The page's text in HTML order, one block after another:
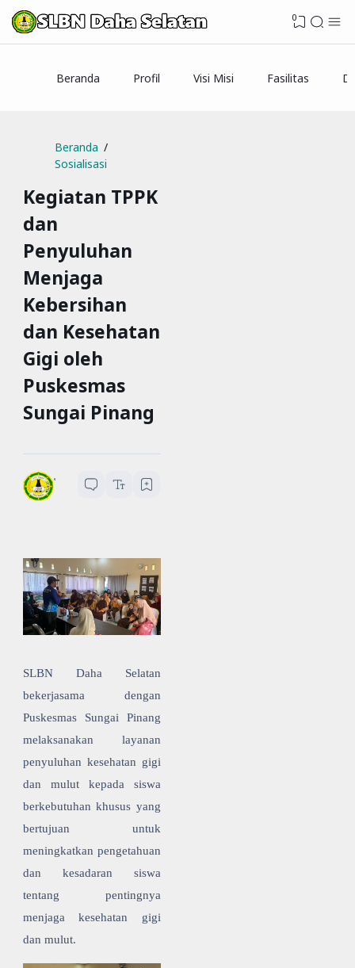
0
Beranda Profil Visi Misi Fasilitas
Beranda
Sosialisasi
Kegiatan TPPK
dan
Penyuluhan
Menjaga
Kebersihan
dan Kesehatan
Gigi oleh
Puskesmas
Sungai Pinang
SLBN Daha Selatan
menit baca
SLBN Daha Selatan
bekerjasama dengan
Puskesmas Sungai Pinang
melaksanakan layanan
penyuluhan kesehatan gigi
dan mulut kepada siswa
berkebutuhan khusus yang
bertujuan untuk
meningkatkan pengetahuan
dan kesadaran siswa
tentang pentingnya
menjaga kesehatan gigi
dan mulut.